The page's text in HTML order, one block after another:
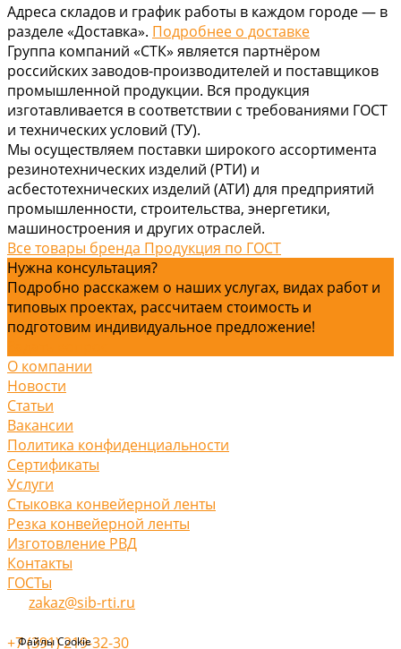
Файлы Cookie
Адреса складов и график работы в каждом городе — в
разделе «Доставка». Подробнее о доставке
Группа компаний «СТК» является партнёром
российских заводов-производителей и поставщиков
промышленной продукции. Вся продукция
изготавливается в соответствии с требованиями ГОСТ
и технических условий (ТУ).
Мы осуществляем поставки широкого ассортимента
резинотехнических изделий (РТИ) и
асбестотехнических изделий (АТИ) для предприятий
промышленности, строительства, энергетики,
машиностроения и других отраслей.
Все товары бренда Продукция по ГОСТ
Нужна консультация?
Подробно расскажем о наших услугах, видах работ и
типовых проектах, рассчитаем стоимость и
подготовим индивидуальное предложение!
О компании
Новости
Статьи
Вакансии
Политика конфиденциальности
Сертификаты
Услуги
Стыковка конвейерной ленты
Резка конвейерной ленты
Изготовление РВД
Контакты
ГОСТы
zakaz@sib-rti.ru
+7 (391) 219-32-30